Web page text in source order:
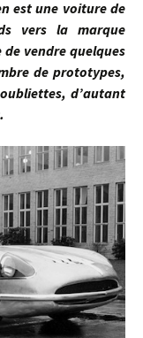
est une voiture de
vers la marque
vendre quelques
de prototypes,
d’autant